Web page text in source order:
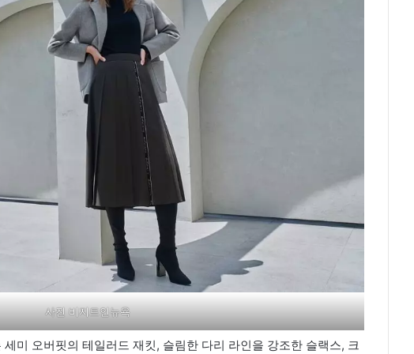
사진 비지트인뉴욕
미 오버핏의 테일러드 재킷, 슬림한 다리 라인을 강조한 슬랙스, 크